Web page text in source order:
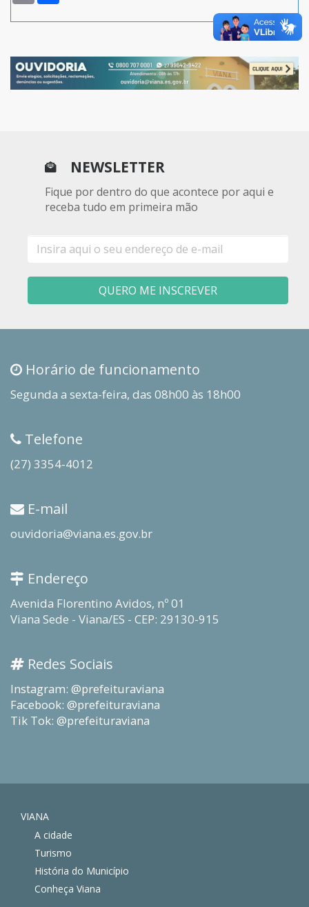
NEWSLETTER
Fique por dentro do que acontece por aqui e
receba tudo em primeira mão
mail
QUERO ME INSCREVER
Horário de funcionamento
Segunda a sexta-feira, das 08h00 às 18h00
Telefone
(27) 3354-4012
E-mail
ouvidoria@viana.es.gov.br
Endereço
Avenida Florentino Avidos, nº 01
Viana Sede - Viana/ES - CEP: 29130-915
Redes Sociais
Instagram: @prefeituraviana
Facebook: @prefeituraviana
Tik Tok: @prefeituraviana
VIANA
A cidade
Turismo
História do Município
Conheça Viana